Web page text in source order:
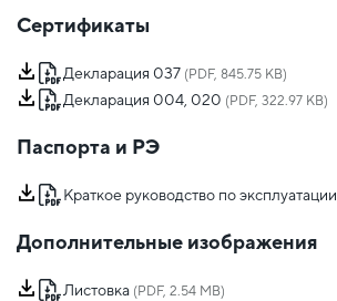
Сертификаты
Декларация 037 (PDF, 845.75 KB)
Декларация 004, 020 (PDF, 322.97 KB)
Паспорта и РЭ
Краткое руководство по эксплуатации
Дополнительные изображения
Листовка (PDF, 2.54 MB)